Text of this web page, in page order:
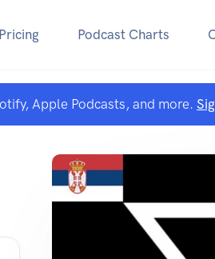
Pricing Podcast Charts
Apple Podcasts, and more.